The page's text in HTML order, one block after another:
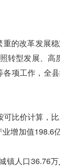
改革发展稳
型发展、高
项工作，全
价计算，
增加值198.6
人口36.76万